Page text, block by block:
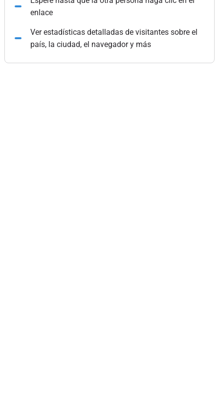
enlace
Ver estadísticas detalladas de visitantes sobre el
país, la ciudad, el navegador y más